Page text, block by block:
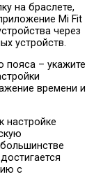
на браслете,
Mi Fit
через
устройств.
пояса – укажите
времени и
настройке
с